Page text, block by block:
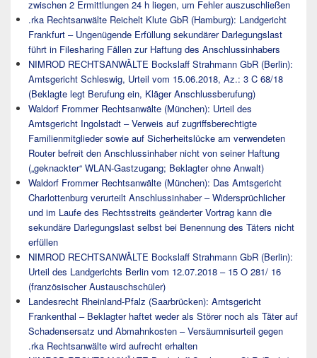
zwischen 2 Ermittlungen 24 h liegen, um Fehler auszuschließen
.rka Rechtsanwälte Reichelt Klute GbR (Hamburg): Landgericht
Frankfurt – Ungenügende Erfüllung sekundärer Darlegungslast
führt in Filesharing Fällen zur Haftung des Anschlussinhabers
NIMROD RECHTSANWÄLTE Bockslaff Strahmann GbR (Berlin):
Amtsgericht Schleswig, Urteil vom 15.06.2018, Az.: 3 C 68/18
(Beklagte legt Berufung ein, Kläger Anschlussberufung)
Waldorf Frommer Rechtsanwälte (München): Urteil des
Amtsgericht Ingolstadt – Verweis auf zugriffsberechtigte
Familienmitglieder sowie auf Sicherheitslücke am verwendeten
Router befreit den Anschlussinhaber nicht von seiner Haftung
(„geknackter“ WLAN-Gastzugang; Beklagter ohne Anwalt)
Waldorf Frommer Rechtsanwälte (München): Das Amtsgericht
Charlottenburg verurteilt Anschlussinhaber – Widersprüchlicher
und im Laufe des Rechtsstreits geänderter Vortrag kann die
sekundäre Darlegungslast selbst bei Benennung des Täters nicht
erfüllen
NIMROD RECHTSANWÄLTE Bockslaff Strahmann GbR (Berlin):
Urteil des Landgerichts Berlin vom 12.07.2018 – 15 O 281/ 16
(französischer Austauschschüler)
Landesrecht Rheinland-Pfalz (Saarbrücken): Amtsgericht
Frankenthal – Beklagter haftet weder als Störer noch als Täter auf
Schadensersatz und Abmahnkosten – Versäumnisurteil gegen
.rka Rechtsanwälte wird aufrecht erhalten